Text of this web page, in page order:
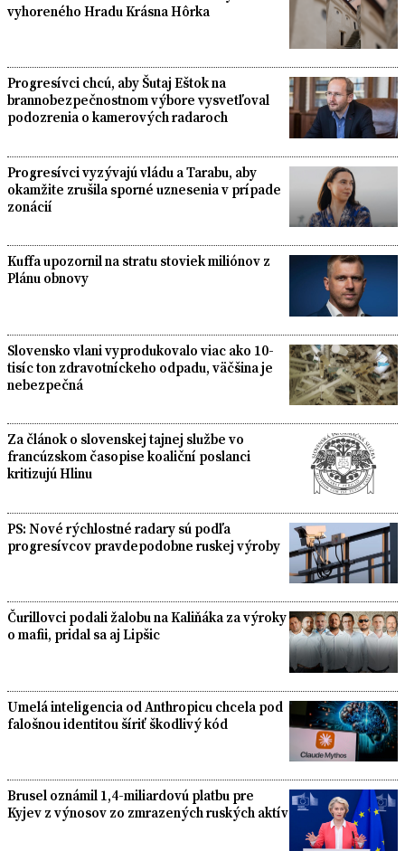
vyhoreného Hradu Krásna Hôrka
Progresívci chcú, aby Šutaj Eštok na
brannobezpečnostnom výbore vysvetľoval
podozrenia o kamerových radaroch
Progresívci vyzývajú vládu a Tarabu, aby
okamžite zrušila sporné uznesenia v prípade
zonácií
Kuffa upozornil na stratu stoviek miliónov z
Plánu obnovy
Slovensko vlani vyprodukovalo viac ako 10-
tisíc ton zdravotníckeho odpadu, väčšina je
nebezpečná
Za článok o slovenskej tajnej službe vo
francúzskom časopise koaliční poslanci
kritizujú Hlinu
PS: Nové rýchlostné radary sú podľa
progresívcov pravdepodobne ruskej výroby
Čurillovci podali žalobu na Kaliňáka za výroky
o mafii, pridal sa aj Lipšic
Umelá inteligencia od Anthropicu chcela pod
falošnou identitou šíriť škodlivý kód
Brusel oznámil 1,4-miliardovú platbu pre
Kyjev z výnosov zo zmrazených ruských aktív